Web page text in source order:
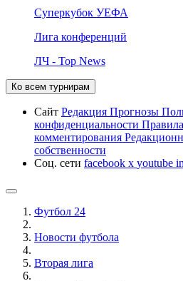
Суперкубок УЕФА
Лига конференций
ЛЧ - Top News
Ко всем турнирам
Сайт Редакция Прогнозы
конфиденциальности
комментирования
собственности
Соц. сети facebook x youtube
Футбол 24
Новости футбола
Вторая лига